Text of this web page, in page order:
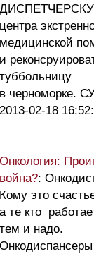
центра
медицинской
и
туббольницу
в черноморке.
2013-02-18
Онкология:
война?:
Кому это
а те кто
тем и надо.